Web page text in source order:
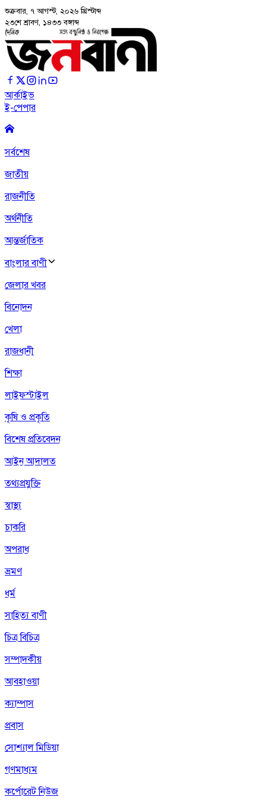
শুক্রবার, ৭ আগস্ট, ২০২৬ খ্রিস্টাব্দ
২৩শে শ্রাবণ, ১৪৩৩ বঙ্গাব্দ
আর্কাইভ
ই-পেপার
সর্বশেষ
জাতীয়
রাজনীতি
অর্থনীতি
আন্তর্জাতিক
বাংলার বাণী
জেলার খবর
বিনোদন
খেলা
রাজধানী
শিক্ষা
লাইফস্টাইল
কৃষি ও প্রকৃতি
বিশেষ প্রতিবেদন
আইন আদালত
তথ্যপ্রযুক্তি
স্বাস্থ্য
চাকরি
অপরাধ
ভ্রমণ
ধর্ম
সাহিত্য বাণী
চিত্র বিচিত্র
সম্পাদকীয়
আবহাওয়া
ক্যাম্পাস
প্রবাস
সোশ্যাল মিডিয়া
গণমাধ্যম
কর্পোরেট নিউজ